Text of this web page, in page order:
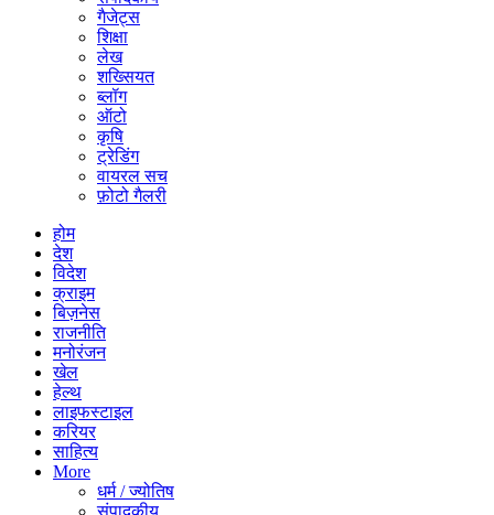
गैजेट्स
शिक्षा
लेख
शख्सियत
ब्लॉग
ऑटो
कृषि
ट्रेडिंग
वायरल सच
फ़ोटो गैलरी
होम
देश
विदेश
क्राइम
बिज़नेस
राजनीति
मनोरंजन
खेल
हेल्थ
लाइफस्टाइल
करियर
साहित्य
More
धर्म / ज्योतिष
संपादकीय